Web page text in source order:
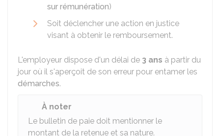
sur rémunération)
Soit déclencher une action en justice
visant à obtenir le remboursement.
L'employeur dispose d'un délai de 3 ans à partir du
jour où il s'aperçoit de son erreur pour entamer les
démarches.
À noter
Le bulletin de paie doit mentionner le
montant de la retenue et sa nature.